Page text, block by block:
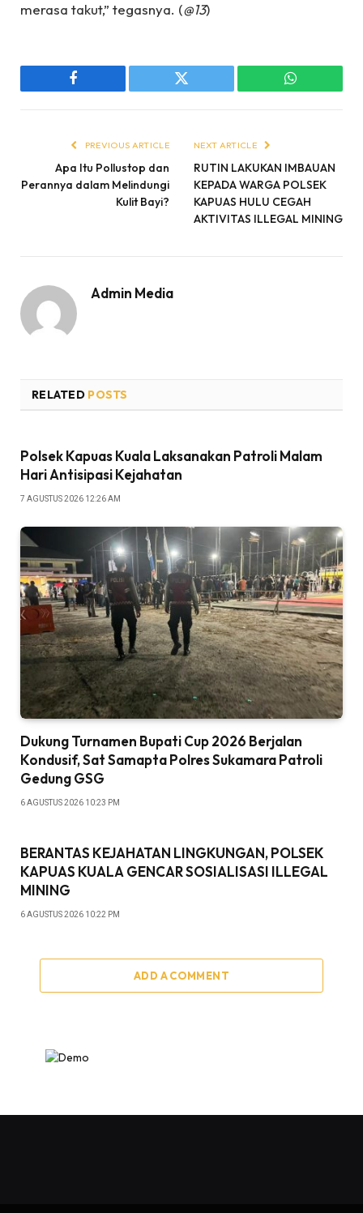
merasa takut,” tegasnya. (@13)
Facebook Twitter WhatsApp
PREVIOUS ARTICLE
Apa Itu Pollustop dan
Perannya dalam Melindungi
Kulit Bayi?
NEXT ARTICLE
RUTIN LAKUKAN IMBAUAN
KEPADA WARGA POLSEK
KAPUAS HULU CEGAH
AKTIVITAS ILLEGAL MINING
Admin Media
RELATED POSTS
Polsek Kapuas Kuala Laksanakan Patroli Malam
Hari Antisipasi Kejahatan
7 AGUSTUS 2026 12:26 AM
Dukung Turnamen Bupati Cup 2026 Berjalan
Kondusif, Sat Samapta Polres Sukamara Patroli
Gedung GSG
6 AGUSTUS 2026 10:23 PM
BERANTAS KEJAHATAN LINGKUNGAN, POLSEK
KAPUAS KUALA GENCAR SOSIALISASI ILLEGAL
MINING
6 AGUSTUS 2026 10:22 PM
ADD A COMMENT